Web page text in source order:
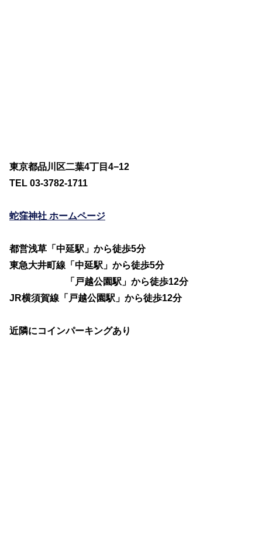
東京都品川区二葉4丁目4−12
TEL 03-3782-1711
蛇窪神社 ホームページ
都営浅草「中延駅」から徒歩5分
東急大井町線「中延駅」から徒歩5分
「戸越公園駅」から徒歩12分
JR横須賀線「戸越公園駅」から徒歩12分
近隣にコインパーキングあり